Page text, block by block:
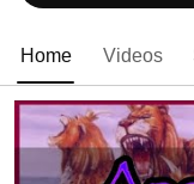
Home Videos